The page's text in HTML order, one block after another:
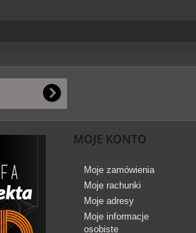
MOJE KONTO
Moje zamówienia
Moje rachunki
Moje adresy
Moje informacje
osobiste